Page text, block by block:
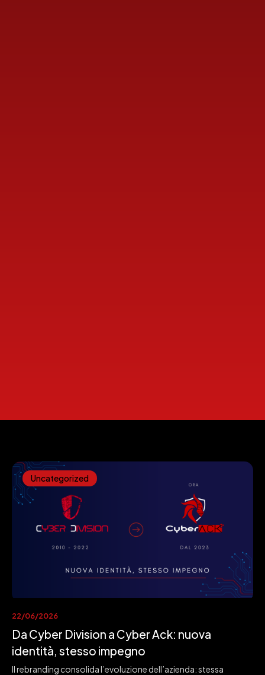
Uncategorized
22/06/2026
Da Cyber Division a Cyber Ack: nuova
identità, stesso impegno
Il rebranding consolida l’evoluzione dell’azienda: stessa